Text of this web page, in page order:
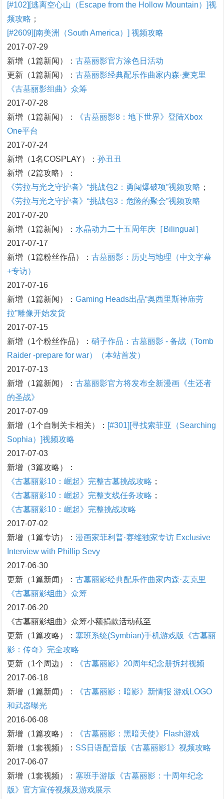
[#102][逃离空心山（Escape from the Hollow Mountain）]视
频攻略 ；
[#2609][南美洲（South America）] 视频攻略
2017-07-29
新增（1篇新闻）： 古墓丽影官方涂色日活动
更新（1篇新闻）： 古墓丽影经典配乐作曲家内森·麦克里
《古墓丽影组曲》众筹
2017-07-28
新增（1篇新闻）：
《古墓丽影8：地下世界》登陆Xbox
One平台
2017-07-24
新增（1名COSPLAY）： 孙丑丑
新增（2篇攻略）：
《劳拉与光之守护者》“挑战包2：勇闯爆破项”视频攻略 ；
《劳拉与光之守护者》“挑战包3：危险的聚会”视频攻略
2017-07-20
新增（1篇新闻）： 水晶动力二十五周年庆［Bilingual］
2017-07-17
新增（1篇粉丝作品）： 古墓丽影：历史与地理（中文字幕
+专访）
2017-07-16
新增（1篇新闻）： Gaming Heads出品“奥西里斯神庙劳
拉”雕像开始发货
2017-07-15
新增（1个粉丝作品）： 硝子作品：古墓丽影 - 备战（Tomb
Raider -prepare for war）（本站首发）
2017-07-13
新增（1篇新闻）： 古墓丽影官方将发布全新漫画《生还者
的圣战》
2017-07-09
新增（1个自制关卡相关）： [#301][寻找索菲亚（Searching
Sophia）]视频攻略
2017-07-03
新增（3篇攻略）：
《古墓丽影10：崛起》完整古墓挑战攻略 ；
《古墓丽影10：崛起》完整支线任务攻略 ；
《古墓丽影10：崛起》完整挑战攻略
2017-07-02
新增（1篇专访）： 漫画家菲利普·赛维独家专访 Exclusive
Interview with Phillip Sevy
2017-06-30
更新（1篇新闻）： 古墓丽影经典配乐作曲家内森·麦克里
《古墓丽影组曲》众筹
2017-06-20
《古墓丽影组曲》众筹小额捐款活动截至
更新（1篇攻略）： 塞班系统(Symbian)手机游戏版《古墓丽
影：传奇》完全攻略
更新（1个周边）：
《古墓丽影》20周年纪念册拆封视频
2017-06-18
新增（1篇新闻）：
《古墓丽影：暗影》新情报 游戏LOGO
和武器曝光
2016-06-08
新增（1篇攻略）：
《古墓丽影：黑暗天使》Flash游戏
新增（1套视频）： SS日语配音版《古墓丽影1》视频攻略
2017-06-07
新增（1套视频）： 塞班手游版《古墓丽影：十周年纪念
版》官方宣传视频及游戏展示